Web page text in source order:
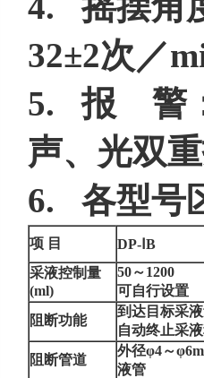
32±2次／
5. 报 警：
声、光双
6. 各型号
项 目
DP-ⅠB
采液控制量
(ml)
50～1200
可自行设置
阻断功能
到达目标采
自动终止采
阻断管道
外径φ4～
液管